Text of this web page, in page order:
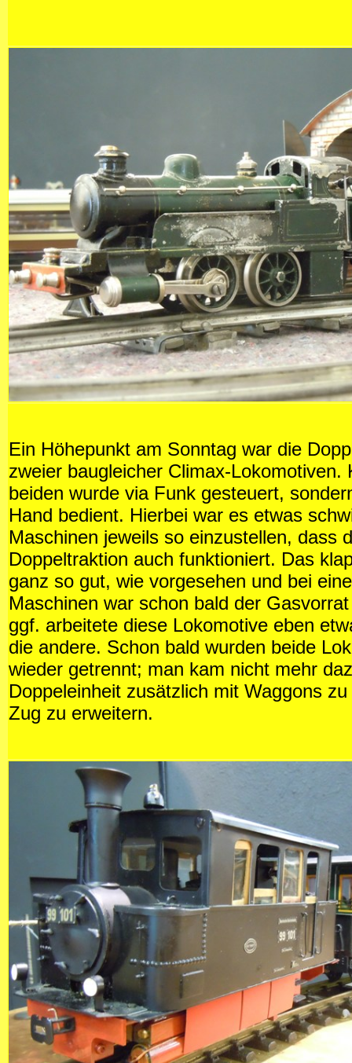
Ein Höhepunkt am Sonntag war die
zweier baugleicher Climax-Lokomotiven.
beiden wurde via Funk gesteuert,
Hand bedient. Hierbei war es etwas
Maschinen jeweils so einzustellen, dass
Doppeltraktion auch funktioniert. Das
ganz so gut, wie vorgesehen und bei
Maschinen war schon bald der
ggf. arbeitete diese Lokomotive eben
die andere. Schon bald wurden beide
wieder getrennt; man kam nicht mehr
Doppeleinheit zusätzlich mit Waggons
Zug zu erweitern.